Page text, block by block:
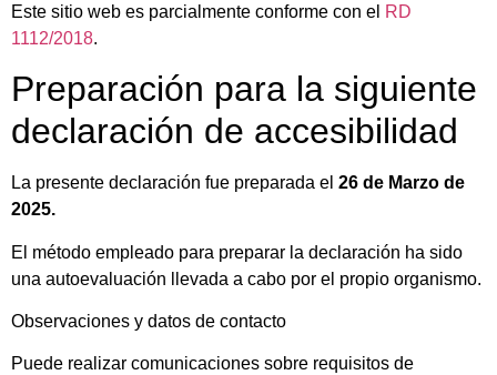
Este sitio web es parcialmente conforme con el RD
1112/2018.
Preparación para la siguiente
declaración de accesibilidad
La presente declaración fue preparada el 26 de Marzo de
2025.
El método empleado para preparar la declaración ha sido
una autoevaluación llevada a cabo por el propio organismo.
Observaciones y datos de contacto
Puede realizar comunicaciones sobre requisitos de